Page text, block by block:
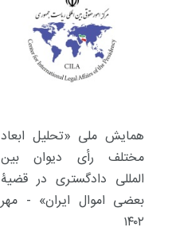
همایش ملی «تحلیل ابعاد
مختلف رأی دیوان بین
المللی دادگستری در قضیۀ
بعضی اموال ایران» - مهر
۱۴۰۲